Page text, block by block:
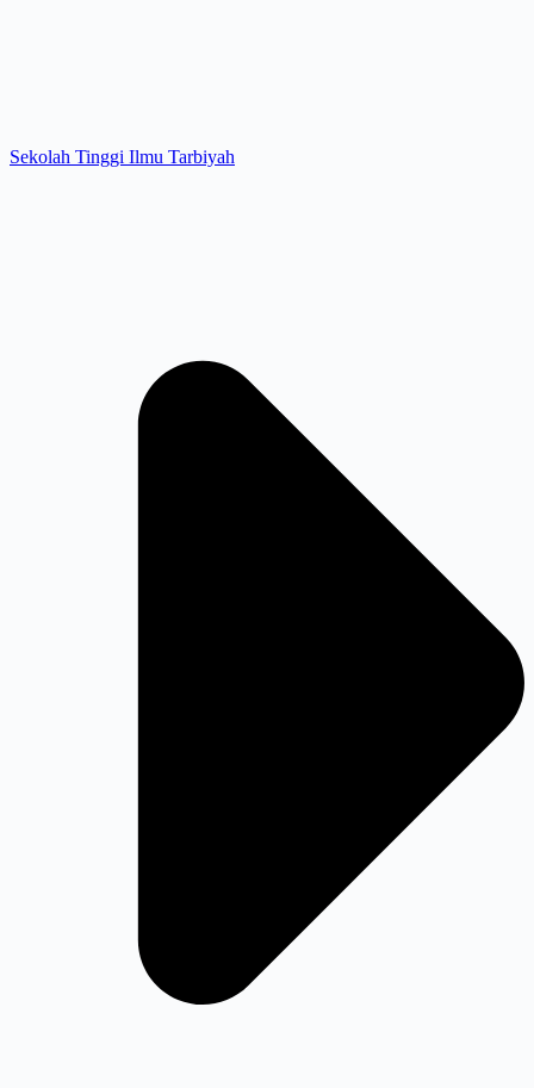
Sekolah Tinggi Ilmu Tarbiyah